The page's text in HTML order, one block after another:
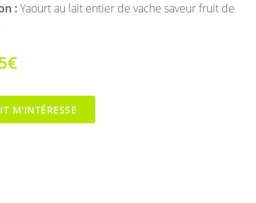
:Yaourt au lait entier de vache saveur fruit de
M'INTÉRESSE